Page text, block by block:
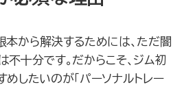
本から解決するためには、ただ闇
十分です。だからこそ、ジム初
したいのが「パーソナルトレー